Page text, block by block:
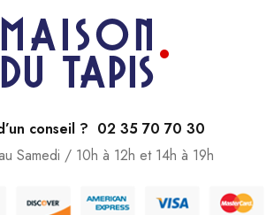
conseil ? 02 35 70 70 30
Samedi / 10h à 12h et 14h à 19h